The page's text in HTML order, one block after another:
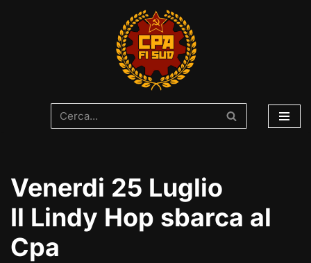
Venerdi 25 Luglio
Il Lindy Hop sbarca al
Cpa